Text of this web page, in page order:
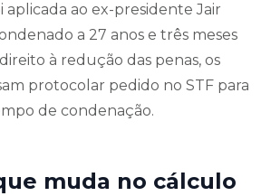
aplicada ao ex-presidente Jair
a 27 anos e três meses
à redução das penas, os
protocolar pedido no STF para
de condenação.
muda no cálculo